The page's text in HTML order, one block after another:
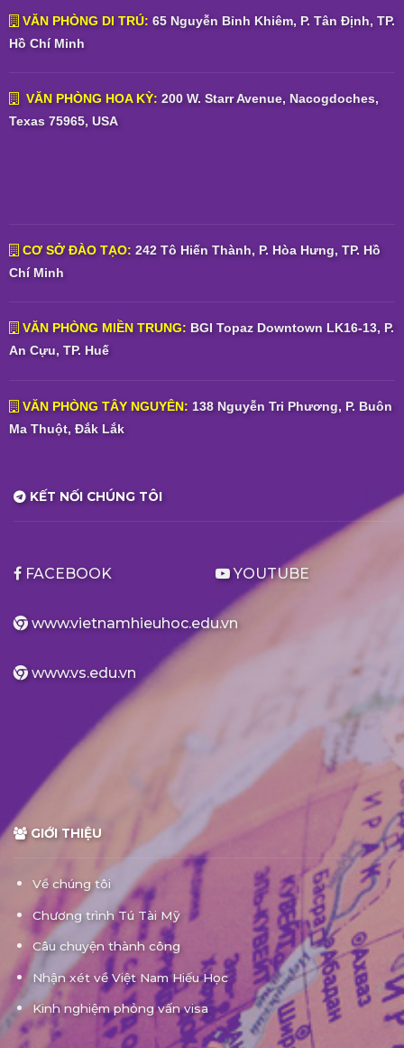
VĂN PHÒNG DI TRÚ: 65 Nguyễn Bỉnh Khiêm, P. Tân Định, TP.
Hồ Chí Minh
VĂN PHÒNG HOA KỲ: 200 W. Starr Avenue, Nacogdoches,
Texas 75965, USA
CƠ SỞ ĐÀO TẠO: 242 Tô Hiến Thành, P. Hòa Hưng, TP. Hồ
Chí Minh
VĂN PHÒNG MIỀN TRUNG: BGI Topaz Downtown LK16-13, P.
An Cựu, TP. Huế
VĂN PHÒNG TÂY NGUYÊN: 138 Nguyễn Tri Phương, P. Buôn
Ma Thuột, Đắk Lắk
KẾT NỐI CHÚNG TÔI
FACEBOOK YOUTUBE
www.vietnamhieuhoc.edu.vn
www.vs.edu.vn
GIỚI THIỆU
Về chúng tôi
Chương trình Tú Tài Mỹ
Câu chuyện thành công
Nhận xét về Việt Nam Hiếu Học
Kinh nghiệm phỏng vấn visa